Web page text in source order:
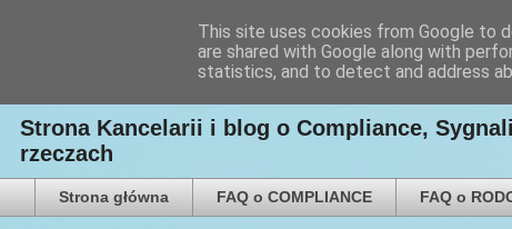
Kancelaria Radcy
Strona Kancelarii i blog o Compliance,
rzeczach
Strona główna FAQ o COMPLIANCE FAQ o
This site uses cookies from Google to
are shared with Google along with
statistics, and to detect and address